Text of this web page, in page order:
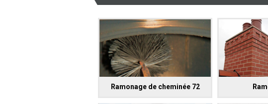
Ramonage de cheminée 72